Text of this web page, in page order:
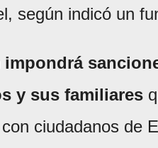
según indicó un
impondrá
y sus familiares
ciudadanos de